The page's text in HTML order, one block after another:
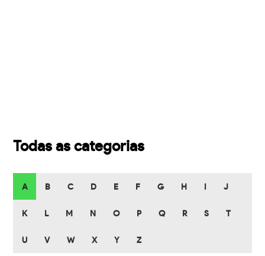
Todas as categorias
A B C D E F G H J
K L M N O P Q R S T
U V W X Y Z